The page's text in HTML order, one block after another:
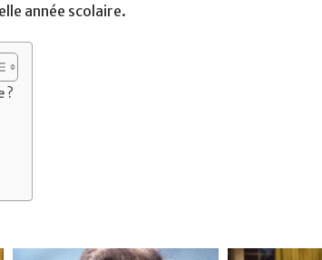
année scolaire.
?